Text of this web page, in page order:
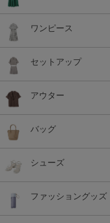
ワンピース
セットアップ
アウター
バッグ
シューズ
ファッショングッズ